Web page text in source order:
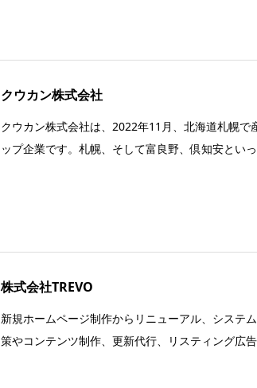
クウカン株式会社
クウカン株式会社は、2022年11月、北海道札幌で
ップ企業です。札幌、そして富良野、倶知安とい
株式会社TREVO
新規ホームページ制作からリニューアル、システ
策やコンテンツ制作、更新代行、リスティング広